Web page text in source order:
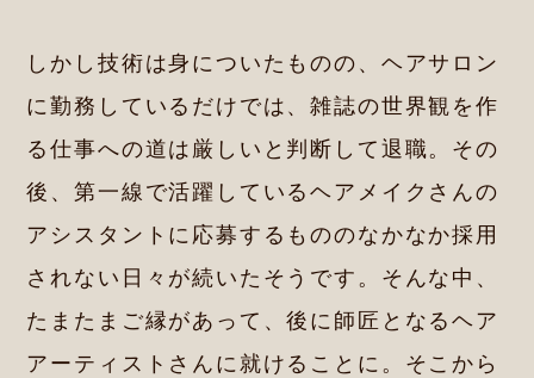
しかし技術は身についたものの、ヘアサロン
に勤務しているだけでは、雑誌の世界観を作
る仕事への道は厳しいと判断して退職。その
後、第一線で活躍しているヘアメイクさんの
アシスタントに応募するもののなかなか採用
されない日々が続いたそうです。そんな中、
たまたまご縁があって、後に師匠となるヘア
アーティストさんに就けることに。そこから